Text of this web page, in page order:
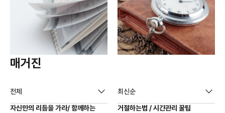
매거진
전체 최신순
자신만의 리듬을 가라/ 함께하는
거절하는법 / 시간관리 꿀팁